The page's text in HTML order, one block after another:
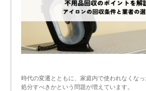
時代の変遷とともに、家庭内で使われなくな
処分すべきかという問題が増えています。